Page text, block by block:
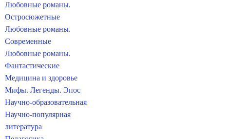
Любовные романы.
Остросюжетные
Любовные романы.
Современные
Любовные романы.
Фантастические
Медицина и здоровье
Мифы. Легенды. Эпос
Научно-образовательная
Научно-популярная
литература